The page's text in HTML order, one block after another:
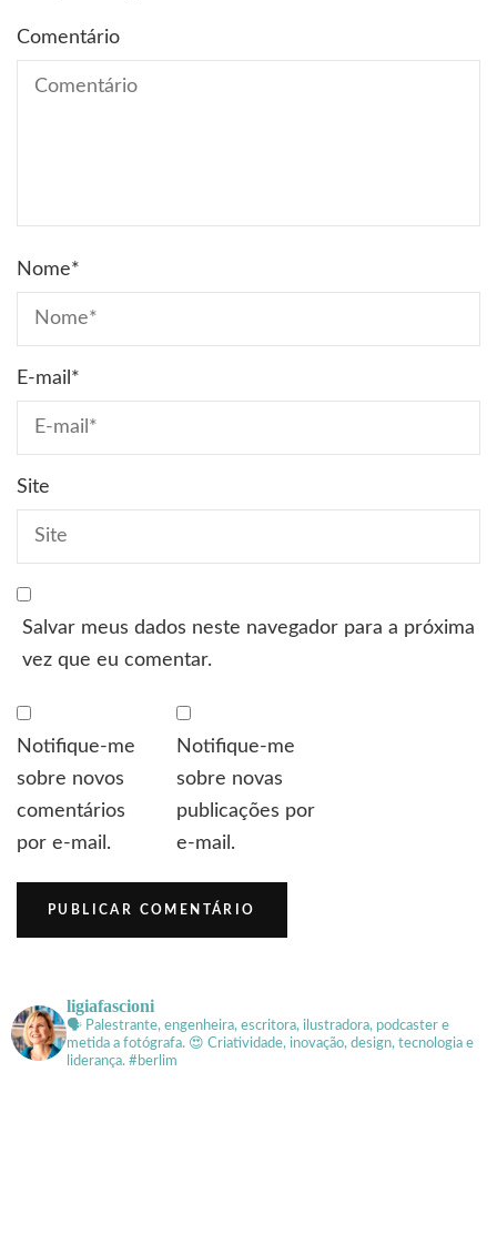
Comentário
Nome*
E-mail *
Site
Salvar meus dados neste navegador para a próxima
vez que eu comentar.
Notifique-me
sobre novos
comentários
por e-mail.
Notifique-me
sobre novas
publicações por
e-mail.
ligiafascioni
🗣 Palestrante, engenheira, escritora, ilustradora, podcaster e
metida a fotógrafa. 😍 Criatividade, inovação, design, tecnologia e
liderança. #berlim